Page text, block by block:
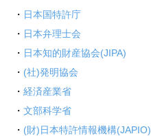
・ 日本国特許庁
・ 日本弁理士会
・ 日本知的財産協会(JIPA)
・ (社)発明協会
・ 経済産業省
・ 文部科学省
・ (財)日本特許情報機構(JAPIO)